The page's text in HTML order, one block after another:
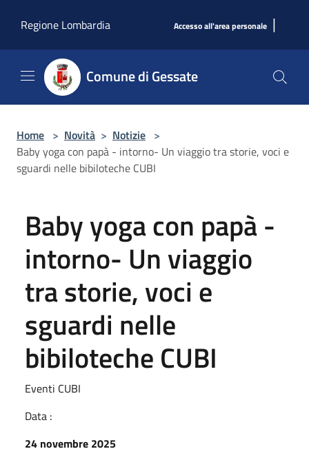
Regione Lombardia
Accesso all'area personale |
Comune di Gessate
Home > Novità > Notizie >
Baby yoga con papà - intorno- Un viaggio tra storie, voci e
sguardi nelle bibiloteche CUBI
Baby yoga con papà -
intorno- Un viaggio
tra storie, voci e
sguardi nelle
bibiloteche CUBI
Eventi CUBI
Data :
24 novembre 2025